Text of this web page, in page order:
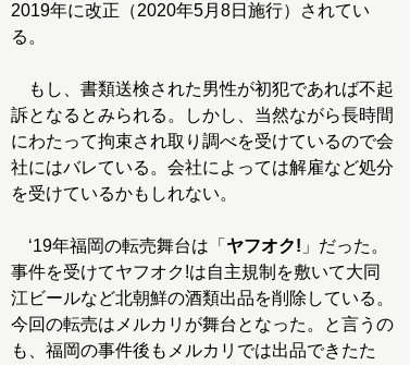
2019年に改正（2020年5月8日施行）されてい
る。
もし、書類送検された男性が初犯であれば不起
訴となるとみられる。しかし、当然ながら長時間
にわたって拘束され取り調べを受けているので会
社にはバレている。会社によっては解雇など処分
を受けているかもしれない。
‘19年福岡の転売舞台は「 ヤフオク! 」だった。
事件を受けてヤフオク!は自主規制を敷いて大同
江ビールなど北朝鮮の酒類出品を削除している。
今回の転売はメルカリが舞台となった。と言うの
も、福岡の事件後もメルカリでは出品できたた